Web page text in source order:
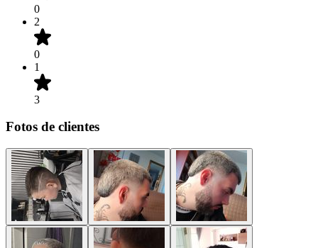
0
2
0
1
3
Fotos de clientes